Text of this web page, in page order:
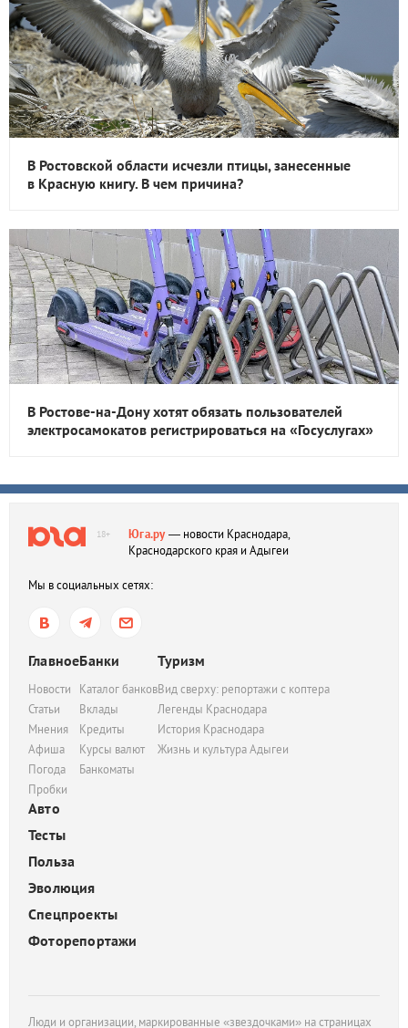
В Ростовской области исчезли птицы, занесенные
в Красную книгу. В чем причина?
В Ростове-на-Дону хотят обязать пользователей
электросамокатов регистрироваться на «Госуслугах»
18+ Юга.ру— новости Краснодара,
Краснодарского края и Адыгеи
Мы в социальных сетях:
Главное
Новости
Статьи
Мнения
Афиша
Погода
Пробки
Банки
Каталог банков
Вклады
Кредиты
Курсы валют
Банкоматы
Туризм
Вид сверху: репортажи с коптера
Легенды Краснодара
История Краснодара
Жизнь и культура Адыгеи
Авто
Тесты
Польза
Эволюция
Спецпроекты
Фоторепортажи
Люди и организации, маркированные «звездочками» на страницах